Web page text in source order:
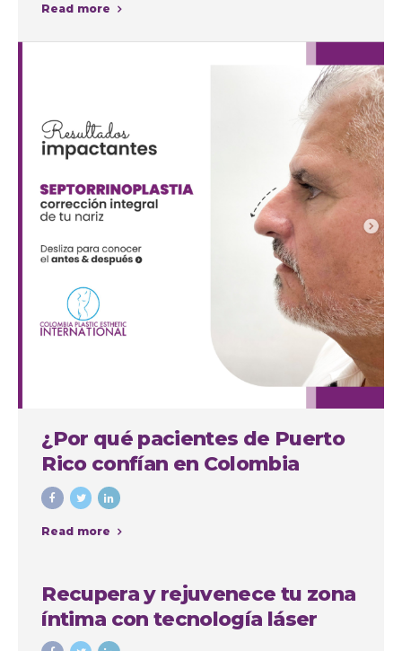
Read more
¿Por qué pacientes de Puerto
Rico confían en Colombia
Plastic para su septorinoplastia
en Medellín?
Read more
Recupera y rejuvenece tu zona
íntima con tecnología láser